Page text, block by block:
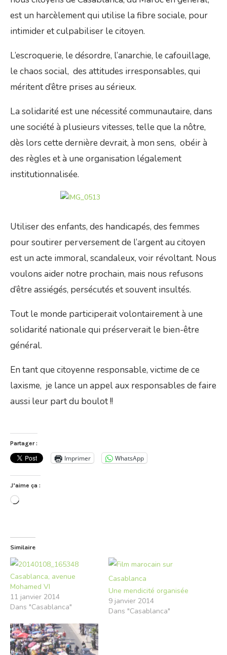
est un harcèlement qui utilise la fibre sociale, pour
intimider et culpabiliser le citoyen.
L’escroquerie, le désordre, l’anarchie, le cafouillage,
le chaos social, des attitudes irresponsables, qui
méritent d’être prises au sérieux.
La solidarité est une nécessité communautaire, dans
une société à plusieurs vitesses, telle que la nôtre,
dès lors cette dernière devrait, à mon sens, obéir à
des règles et à une organisation légalement
institutionnalisée.
Utiliser des enfants, des handicapés, des femmes
pour soutirer perversement de l’argent au citoyen
est un acte immoral, scandaleux, voir révoltant. Nous
voulons aider notre prochain, mais nous refusons
d’être assiégés, persécutés et souvent insultés.
Tout le monde participerait volontairement à une
solidarité nationale qui préserverait le bien-être
général.
En tant que citoyenne responsable, victime de ce
laxisme, je lance un appel aux responsables de faire
aussi leur part du boulot !!
Partager :
Imprimer WhatsApp
J’aime ça :
Chargement…
Similaire
Casablanca, avenue
Mohamed VI
11 janvier 2014
Dans "Casablanca"
Une mendicité organisée
9 janvier 2014
Dans "Casablanca"